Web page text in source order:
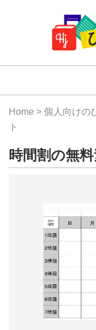
Navigation
Home > 個人向けの
ト
時間割の無